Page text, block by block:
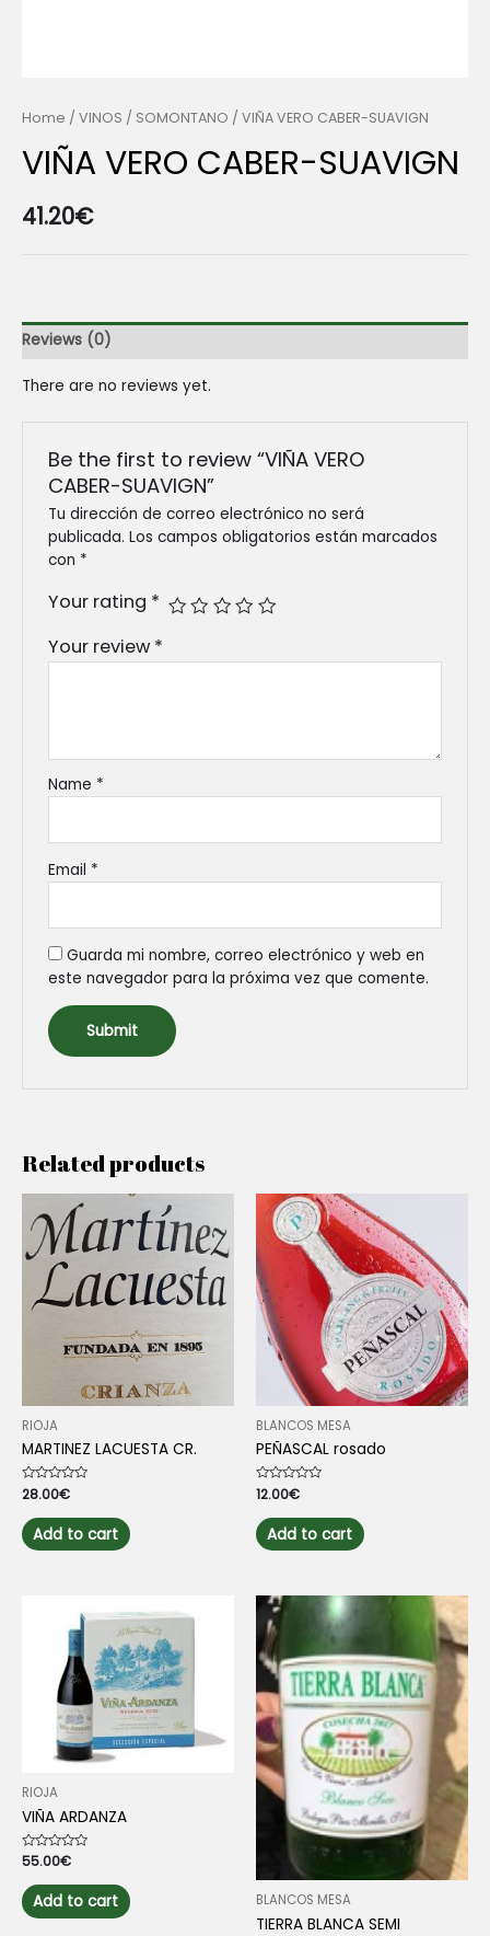
Home / VINOS / SOMONTANO / VIÑA VERO CABER-SUAVIGN
VIÑA VERO CABER-SUAVIGN
41.20€
Reviews (0)
There are no reviews yet.
Be the first to review “VIÑA VERO
CABER-SUAVIGN”
Tu dirección de correo electrónico no será
publicada. Los campos obligatorios están marcados
con *
Your rating *
Your review *
Name *
Email *
Guarda mi nombre, correo electrónico y web en
este navegador para la próxima vez que comente.
Related products
RIOJA
MARTINEZ LACUESTA CR.
Rated
0
out
of
5
28.00€
Add to cart
BLANCOS MESA
PEÑASCAL rosado
Rated
0
out
of
5
12.00€
Add to cart
RIOJA
VIÑA ARDANZA
Rated
0
out
of
5
55.00€
Add to cart BLANCOS MESA
TIERRA BLANCA SEMI